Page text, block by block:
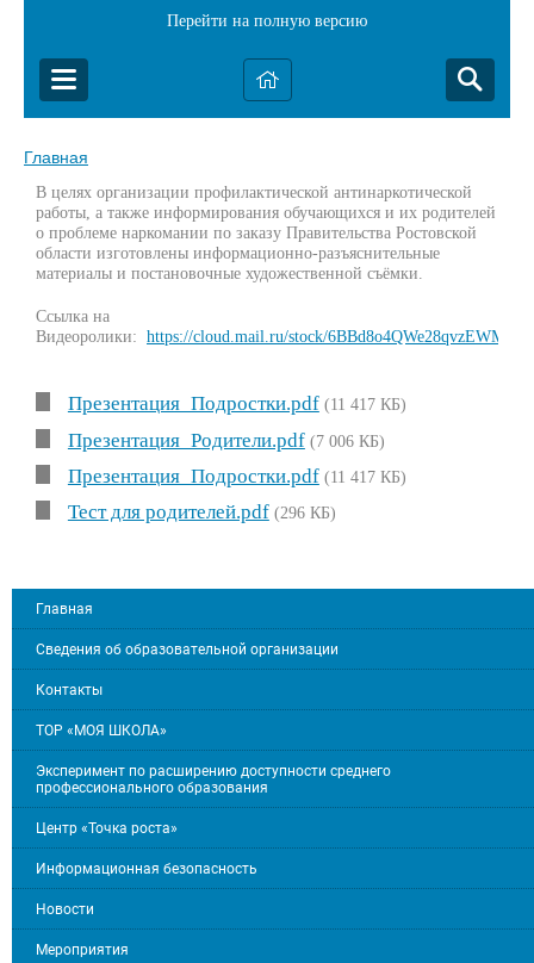
Перейти на полную версию
Главная
В целях организации профилактической антинаркотической
работы, а также информирования обучающихся и их родителей
о проблеме наркомании по заказу Правительства Ростовской
области изготовлены информационно-разъяснительные
материалы и постановочные художественной съёмки.
Ссылка на
Видеоролики: https://cloud.mail.ru/stock/
Презентация_Подростки.pdf (11 417 КБ)
Презентация_Родители.pdf (7 006 КБ)
Презентация_Подростки.pdf (11 417 КБ)
Тест для родителей.pdf (296 КБ)
Главная
Сведения об образовательной организации
Контакты
ТОР «МОЯ ШКОЛА»
Эксперимент по расширению доступности среднего
профессионального образования
Центр «Точка роста»
Информационная безопасность
Новости
Мероприятия